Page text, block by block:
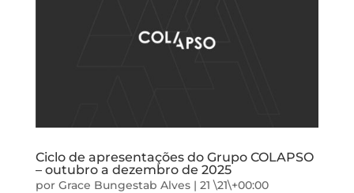
Ciclo de apresentações do Grupo COLAPSO
– outubro a dezembro de 2025
por Grace Bungestab Alves| 21 \21\+00:00